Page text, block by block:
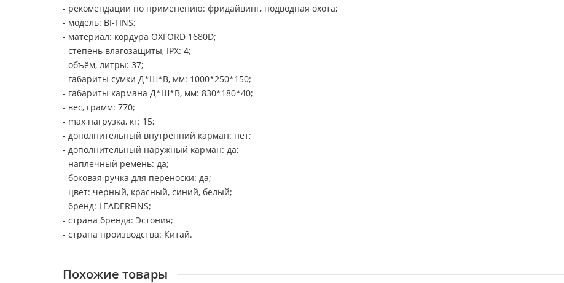
- рекомендации по применению: фридайвинг, подводная охота;
- модель: BI-FINS;
- материал: кордура OXFORD 1680D;
- степень влагозащиты, IPX: 4;
- объём, литры: 37;
- габариты сумки Д*Ш*В, мм: 1000*250*150;
- габариты кармана Д*Ш*В, мм: 830*180*40;
- вес, грамм: 770;
- max нагрузка, кг: 15;
- дополнительный внутренний карман: нет;
- дополнительный наружный карман: да;
- наплечный ремень: да;
- боковая ручка для переноски: да;
- цвет: черный, красный, синий, белый;
- бренд: LEADERFINS;
- страна бренда: Эстония;
- страна производства: Китай.
Похожие товары